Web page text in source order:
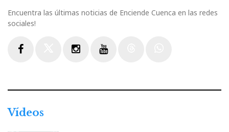
Encuentra las últimas noticias de Enciende Cuenca en las redes
sociales!
Vídeos